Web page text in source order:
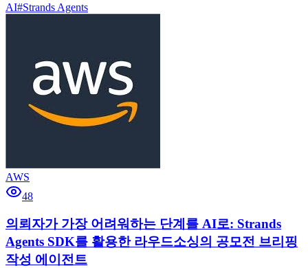
AI#Strands Agents
AWS
48
의뢰자가 가장 어려워하는 단계를 AI로: Strands
Agents SDK를 활용한 라우드소싱의 공모전 브리핑
작성 에이전트